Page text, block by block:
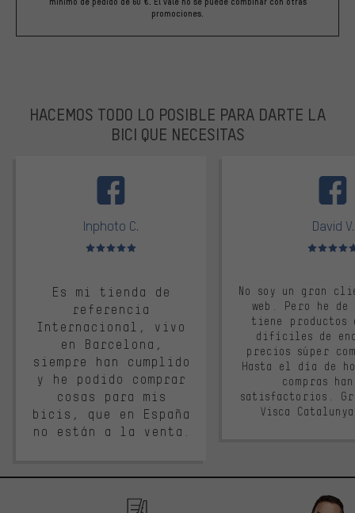
promociones.
HACEMOS TODO LO POSIBLE PARA DARTE LA
BICI QUE NECESITAS
Inphoto C.
Valoración media: 5 de 5
Es mi tienda de
referencia
Internacional, vivo
en Barcelona,
siempre han cumplido
y he podido comprar
cosas para mis
bicis, que en España
no están a la venta.
David V.
Valoración
No soy un gran
web. Pero he
tiene productos
difíciles de
precios súper
Hasta el día de
compras
satisfactorios.
Visca